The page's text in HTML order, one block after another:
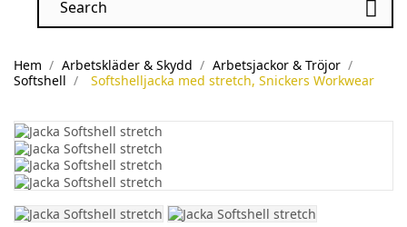

Hem Arbetskläder & Skydd
Arbetsjackor & Tröjor
Softshell
Softshelljacka med stretch, Snickers Workwear